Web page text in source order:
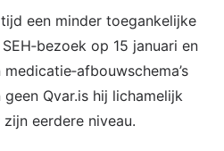
een minder toegankelijke
op 15 januari en
Qvar.is hij lichamelijk
eerdere niveau.